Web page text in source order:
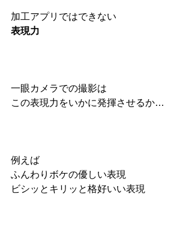
加工アプリではできない
表現力
一眼カメラでの撮影は
この表現力をいかに発揮させるか…
例えば
ふんわりボケの優しい表現
ビシッとキリッと格好いい表現